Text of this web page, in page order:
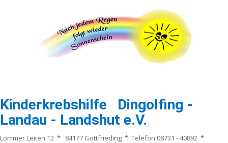
Kinderkrebshilfe Dingolfing -
Landau - Landshut e.V.
Lommer Leiten 12 * 84177 Gottfrieding * Telefon 08731 - 40892 *